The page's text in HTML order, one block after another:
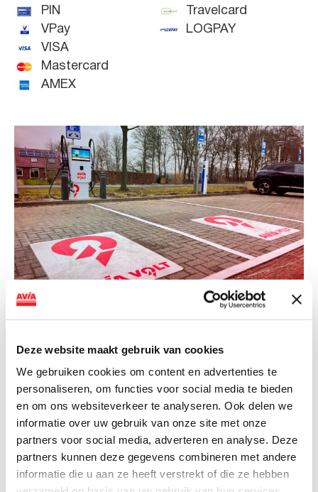
Deze website maakt gebruik van cookies
We gebruiken cookies om content en advertenties te
personaliseren, om functies voor social media te bieden
en om ons websiteverkeer te analyseren. Ook delen we
informatie over uw gebruik van onze site met onze
partners voor social media, adverteren en analyse. Deze
partners kunnen deze gegevens combineren met andere
informatie die u aan ze heeft verstrekt of die ze hebben
PIN
VPay
VISA
Mastercard
AMEX
Travelcard
LOGPAY
landelijke uitrol van DC-
snellaadinfrastructuur
AVIA VOLT en Fletcher Hotels starten landelijke uitrol
van DC-snellaadinfrastructuur AVIA VOLT en...
Lees verder